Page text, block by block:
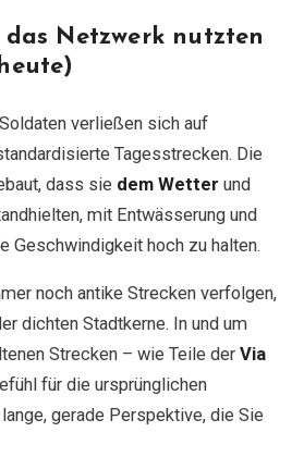
das Netzwerk nutzten
verließen sich auf
Tagesstrecken. Die
dass sie dem Wetter und
mit Entwässerung und
Geschwindigkeit hoch zu halten.
noch antike Strecken verfolgen,
dichten Stadtkerne. In und um
Strecken – wie Teile der Via
für die ursprünglichen
gerade Perspektive, die Sie